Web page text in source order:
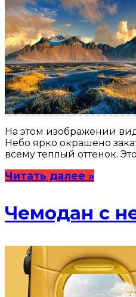
На этом изображении
Небо ярко окрашено
всему теплый оттенок.
Читать далее »
Чемодан с